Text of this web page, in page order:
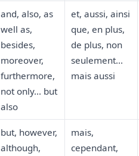
and, also, as
well as,
besides,
moreover,
furthermore,
not only... but
also
et, aussi, ainsi
que, en plus,
de plus, non
seulement...
mais aussi
but, however,
although,
mais,
cependant,